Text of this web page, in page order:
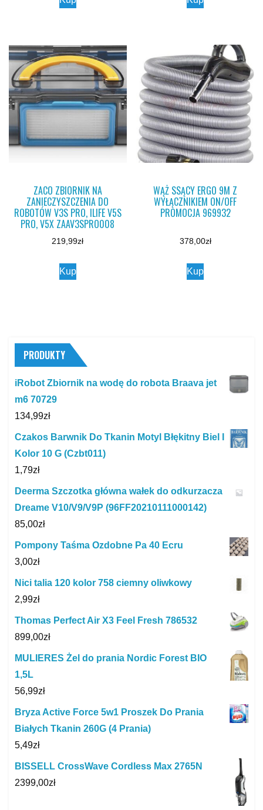
ZACO ZBIORNIK NA
ZANIECZYSZCZENIA DO
ROBOTÓW V3S PRO, ILIFE V5S
PRO, V5X ZAAV3SPRO008
219,99zł
Kup
WĄŻ SSĄCY ERGO 9M Z
WYŁĄCZNIKIEM ON/OFF
PROMOCJA 969932
378,00zł
Kup
PRODUKTY
iRobot Zbiornik na wodę do robota Braava jet
m6 70729
134,99zł
Czakos Barwnik Do Tkanin Motyl Błękitny Biel I
Kolor 10 G (Czbt011)
1,79zł
Deerma Szczotka główna wałek do odkurzacza
Dreame V10/V9/V9P (96FF20210111000142)
85,00zł
Pompony Taśma Ozdobne Pa 40 Ecru
3,00zł
Nici talia 120 kolor 758 ciemny oliwkowy
2,99zł
Thomas Perfect Air X3 Feel Fresh 786532
899,00zł
MULIERES Żel do prania Nordic Forest BIO
1,5L
56,99zł
Bryza Active Force 5w1 Proszek Do Prania
Białych Tkanin 260G (4 Prania)
5,49zł
BISSELL CrossWave Cordless Max 2765N
2399,00zł